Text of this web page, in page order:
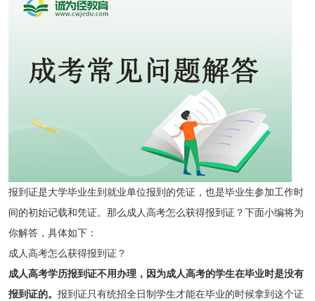
报到证是大学毕业生到就业单位报到的凭证，也是毕业生参加工作时
间的初始记载和凭证。那么成人高考怎么获得报到证？下面小编将为
你解答，具体如下：
成人高考怎么获得报到证？
成人高考学历报到证不用办理，因为成人高考的学生在毕业时是没有
报到证的。 报到证只有统招全日制学生才能在毕业的时候拿到这个证